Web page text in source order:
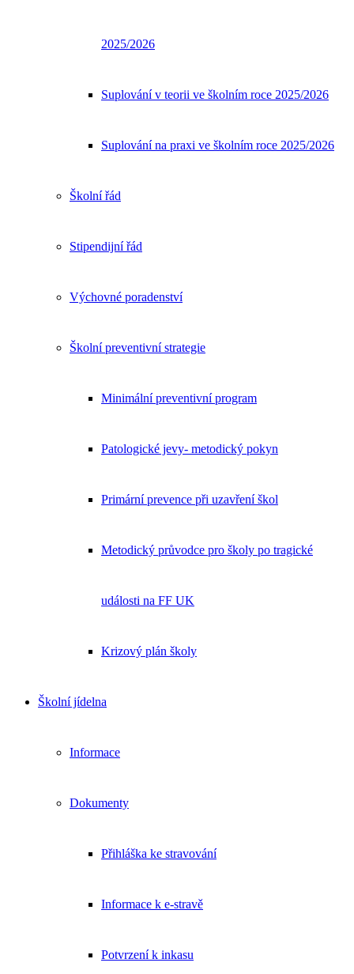
2025/2026
Suplování v teorii ve školním roce 2025/2026
Suplování na praxi ve školním roce 2025/2026
Školní řád
Stipendijní řád
Výchovné poradenství
Školní preventivní strategie
Minimální preventivní program
Patologické jevy- metodický pokyn
Primární prevence při uzavření škol
Metodický průvodce pro školy po tragické
události na FF UK
Krizový plán školy
Školní jídelna
Informace
Dokumenty
Přihláška ke stravování
Informace k e-stravě
Potvrzení k inkasu